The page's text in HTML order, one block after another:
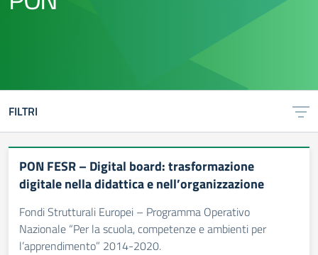
FILTRI
PON FESR – Digital board: trasformazione
digitale nella didattica e nell’organizzazione
Fondi Strutturali Europei – Programma Operativo
Nazionale “Per la scuola, competenze e ambienti per
l’apprendimento” 2014-2020.